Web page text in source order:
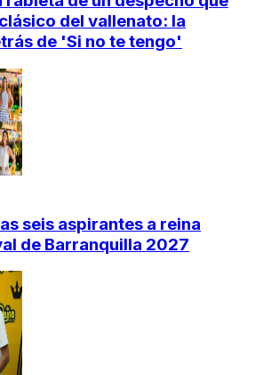
del vallenato: la
de 'Si no te tengo'
seis aspirantes a reina
de Barranquilla 2027